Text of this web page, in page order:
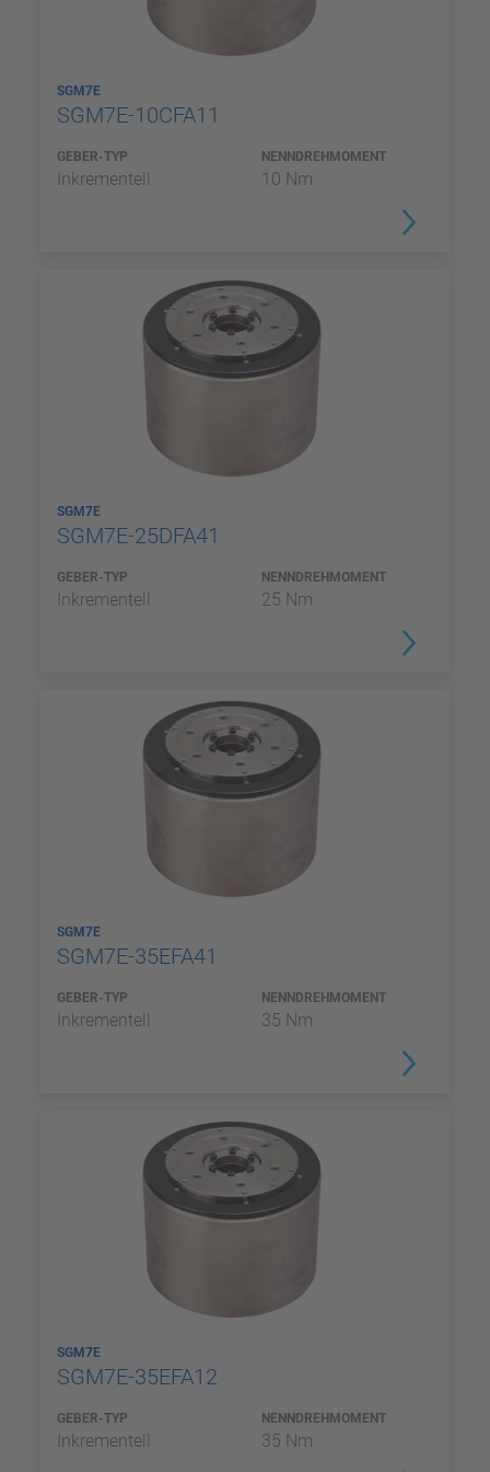
SGM7E
SGM7E-10CFA11
GEBER-TYP
Inkrementell
NENNDREHMOMENT
10 Nm
SGM7E
SGM7E-25DFA41
GEBER-TYP
Inkrementell
NENNDREHMOMENT
25 Nm
SGM7E
SGM7E-35EFA41
GEBER-TYP
Inkrementell
NENNDREHMOMENT
35 Nm
SGM7E
SGM7E-35EFA12
GEBER-TYP
Inkrementell
NENNDREHMOMENT
35 Nm